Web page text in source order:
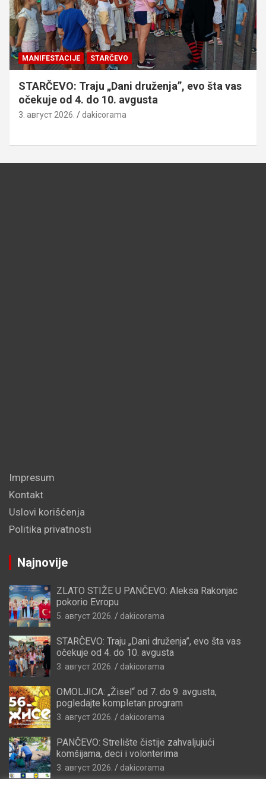
MANIFESTACIJE STARČEVO
STARČEVO: Traju „Dani druženja”, evo šta vas
očekuje od 4. do 10. avgusta
3. август 2026. dakicorama
Impresum
Kontakt
Uslovi korišćenja
Politika privatnosti
Najnovije
ZLATO STIŽE U PANČEVO: Aleksa Rakonjac
pokorio Evropu
5. август 2026. dakicorama
STARČEVO: Traju „Dani druženja”, evo šta vas
očekuje od 4. do 10. avgusta
3. август 2026. dakicorama
OMOLJICA: „Žisel“ od 7. do 9. avgusta,
pogledajte kompletan program
3. август 2026. dakicorama
PANČEVO: Strelište čistije zahvaljujući
komšijama, deci i volonterima
3. август 2026. dakicorama